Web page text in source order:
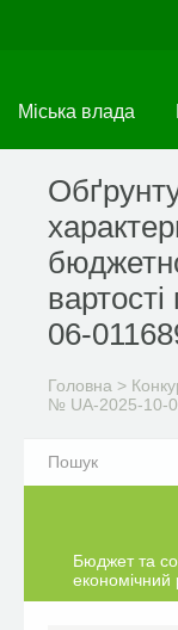
Міська влада
06-
Головна >
№ UA-2025-10-
Бюджет та
економічний